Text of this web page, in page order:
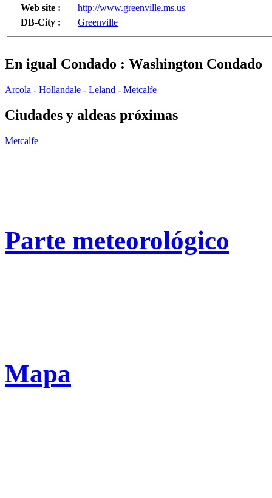
Web site :
http://www.greenville.ms.us
DB-City :
Greenville
En igual Condado : Washington Condado
Arcola - Hollandale - Leland - Metcalfe
Ciudades y aldeas próximas
Metcalfe
Parte meteorológico
Mapa